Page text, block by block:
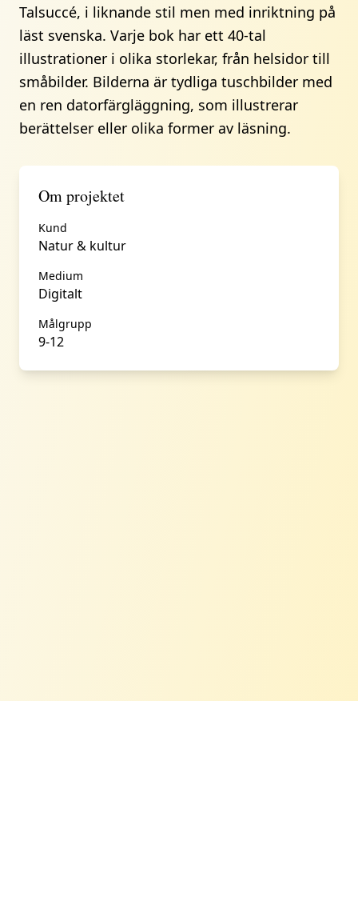
Talsuccé, i liknande stil men med inriktning på
läst svenska. Varje bok har ett 40-tal
illustrationer i olika storlekar, från helsidor till
småbilder. Bilderna är tydliga tuschbilder med
en ren datorfärgläggning, som illustrerar
berättelser eller olika former av läsning.
Om projektet
Kund
Natur & kultur
Medium
Digitalt
Målgrupp
9-12